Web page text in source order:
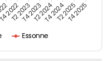
Essonne
2022
T2 2023T4 2023T2 2024T4 2024T2 2025T4 2025